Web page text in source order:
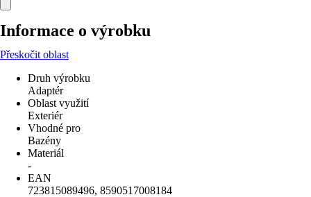
Informace o výrobku
Přeskočit oblast
Druh výrobku
Adaptér
Oblast využití
Exteriér
Vhodné pro
Bazény
Materiál
-
EAN
723815089496, 8590517008184